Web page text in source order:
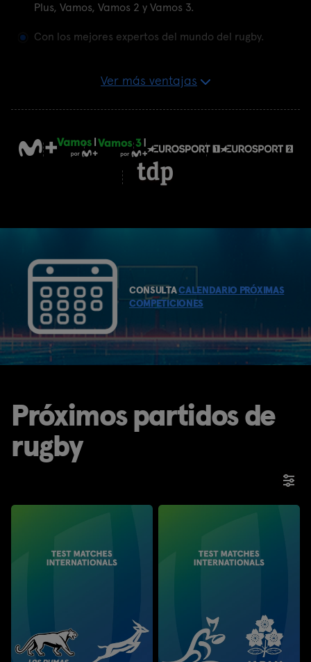
Plus, Vamos, Vamos 2 y Vamos 3.
Con los mejores expertos del mundo del rugby.
Ver más ventajas
CONSULTACALENDARIO PRÓXIMAS
COMPETICIONES
Próximos partidos de
rugby